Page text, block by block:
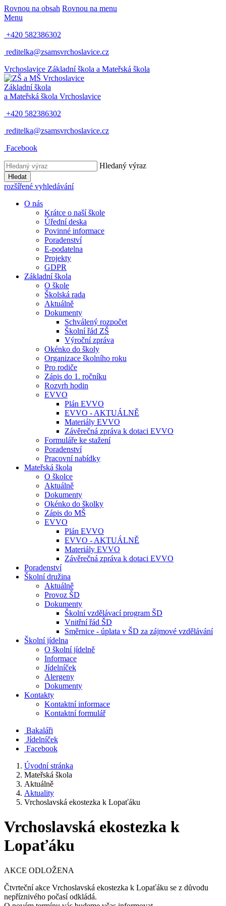
Rovnou na obsah Rovnou na menu
Menu
+420 582386302
reditelka@zsamsvrchoslavice.cz
Vrchoslavice Základní škola a Mateřská škola
Základní škola
a Mateřská škola Vrchoslavice
+420 582386302
reditelka@zsamsvrchoslavice.cz
Facebook
Hledaný výraz
Hledat
rozšířené vyhledávání
O nás
Krátce o naší škole
Úřední deska
Povinné informace
Poradenství
E-podatelna
Projekty
GDPR
Základní škola
O škole
Školská rada
Aktuálně
Dokumenty
Schválený rozpočet
Školní řád ZŠ
Výroční zpráva
Okénko do školy
Organizace školního roku
Pro rodiče
Zápis do 1. ročníku
Rozvrh hodin
EVVO
Plán EVVO
EVVO - AKTUÁLNĚ
Materiály EVVO
Závěrečná zpráva k dotaci EVVO
Formuláře ke stažení
Poradenství
Pracovní nabídky
Mateřská škola
O školce
Aktuálně
Dokumenty
Okénko do školky
Zápis do MŠ
EVVO
Plán EVVO
EVVO - AKTUÁLNĚ
Materiály EVVO
Závěrečná zpráva k dotaci EVVO
Poradenství
Školní družina
Aktuálně
Provoz ŠD
Dokumenty
Školní vzdělávací program ŠD
Vnitřní řád ŠD
Směrnice - úplata v ŠD za zájmové vzdělávání
Školní jídelna
O školní jídelně
Informace
Jídelníček
Alergeny
Dokumenty
Kontakty
Kontaktní informace
Kontaktní formulář
Bakaláři
Jídelníček
Facebook
Úvodní stránka
Mateřská škola
Aktuálně
Aktuality
Vrchoslavská ekostezka k Lopaťáku
Vrchoslavská ekostezka k
Lopaťáku
AKCE ODLOŽENA
Čtvrteční akce Vrchoslavská ekostezka k Lopaťáku se z důvodu
nepříznivého počasí odkládá.